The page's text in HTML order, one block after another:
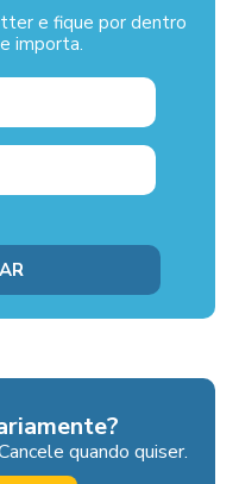
e fique por dentro
importa.
quando quiser.